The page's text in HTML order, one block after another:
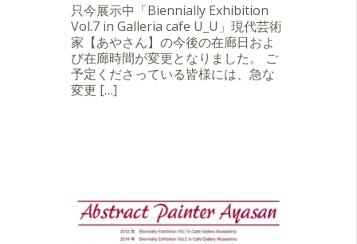
只今展示中「Biennially Exhibition
Vol.7 in Galleria cafe U_U」現代芸術
家【あやさん】の今後の在廊日およ
び在廊時間が変更となりました。 ご
予定くださっている皆様には、急な
変更 […]